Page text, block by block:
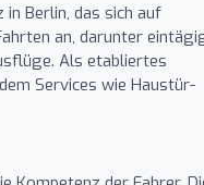
Berlin, das sich auf
an, darunter
Als etabliertes
Services wie Haustür-